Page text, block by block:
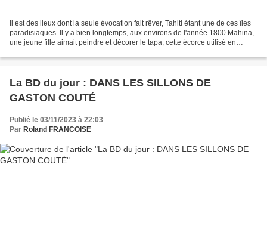
Il est des lieux dont la seule évocation fait rêver, Tahiti étant une de ces îles
paradisiaques. Il y a bien longtemps, aux environs de l'année 1800 Mahina,
une jeune fille aimait peindre et décorer le tapa, cette écorce utilisé en
La BD du jour : DANS LES SILLONS DE
GASTON COUTÉ
Publié le 03/11/2023 à 22:03
Par Roland FRANCOISE